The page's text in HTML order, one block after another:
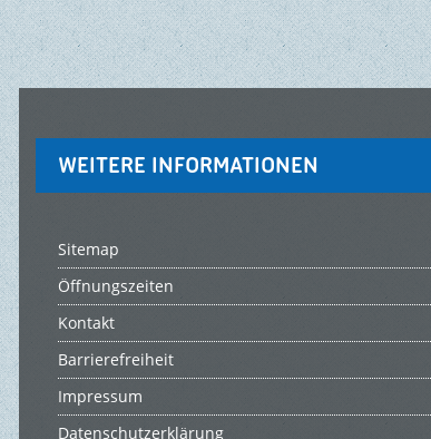
WEITERE INFORMATIONEN
Sitemap
Öffnungszeiten
Kontakt
Barrierefreiheit
Impressum
Datenschutzerklärung